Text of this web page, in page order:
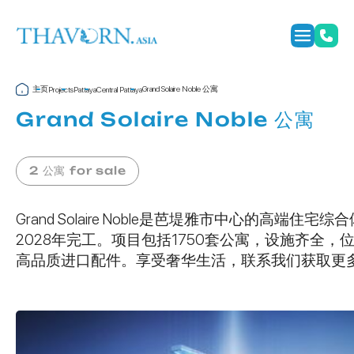
主页ProjectsPattayaCentral PattayaGrand Solaire Noble 公寓
Grand Solaire Noble 公寓
2 公寓 for sale
Grand Solaire Noble是芭堤雅市中心的高端住宅综
2028年完工。项目包括1750套公寓，设施齐全，
高品质进口配件。享受奢华生活，联系我们获取更